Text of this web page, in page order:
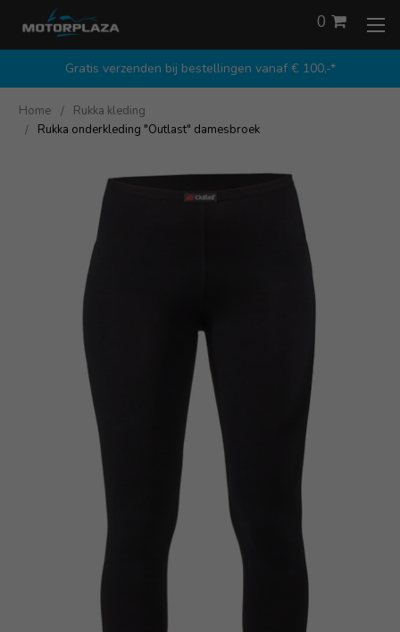
Gratis verzenden bij bestellingen vanaf € 100,-*
0
Home
Rukka kleding
Rukka onderkleding "Outlast" damesbroek